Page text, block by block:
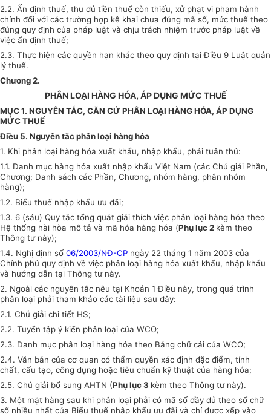
2.2. Ấn định thuế, thu đủ tiền thuế còn thiếu, xử phạt vi phạm hành
chính đối với các trường hợp kê khai chưa đúng mã số, mức thuế theo
đúng quy định của pháp luật và chịu trách nhiệm trước pháp luật về
việc ấn định thuế;
2.3. Thực hiện các quyền hạn khác theo quy định tại Điều 9 Luật quản
lý thuế.
Chương 2.
PHÂN LOẠI HÀNG HÓA, ÁP DỤNG MỨC THUẾ
MỤC 1. NGUYÊN TẮC, CĂN CỨ PHÂN LOẠI HÀNG HÓA, ÁP DỤNG
MỨC THUẾ
Điều 5. Nguyên tắc phân loại hàng hóa
1. Khi phân loại hàng hóa xuất khẩu, nhập khẩu, phải tuân thủ:
1.1. Danh mục hàng hóa xuất nhập khẩu Việt Nam (các Chú giải Phần,
Chương; Danh sách các Phần, Chương, nhóm hàng, phân nhóm
hàng);
1.2. Biểu thuế nhập khẩu ưu đãi;
1.3. 6 (sáu) Quy tắc tổng quát giải thích việc phân loại hàng hóa theo
Hệ thống hài hòa mô tả và mã hóa hàng hóa (Phụ lục 2 kèm theo
Thông tư này);
1.4. Nghị định số 06/2003/NĐ-CP ngày 22 tháng 1 năm 2003 của
Chính phủ quy định về việc phân loại hàng hóa xuất khẩu, nhập khẩu
và hướng dẫn tại Thông tư này.
2. Ngoài các nguyên tắc nêu tại Khoản 1 Điều này, trong quá trình
phân loại phải tham khảo các tài liệu sau đây:
2.1. Chú giải chi tiết HS;
2.2. Tuyển tập ý kiến phân loại của WCO;
2.3. Danh mục phân loại hàng hóa theo Bảng chữ cái của WCO;
2.4. Văn bản của cơ quan có thẩm quyền xác định đặc điểm, tính
chất, cấu tạo, công dụng hoặc tiêu chuẩn kỹ thuật của hàng hóa;
2.5. Chú giải bổ sung AHTN (Phụ lục 3 kèm theo Thông tư này).
3. Một mặt hàng sau khi phân loại phải có mã số đầy đủ theo số chữ
số nhiều nhất của Biểu thuế nhập khẩu ưu đãi và chỉ được xếp vào